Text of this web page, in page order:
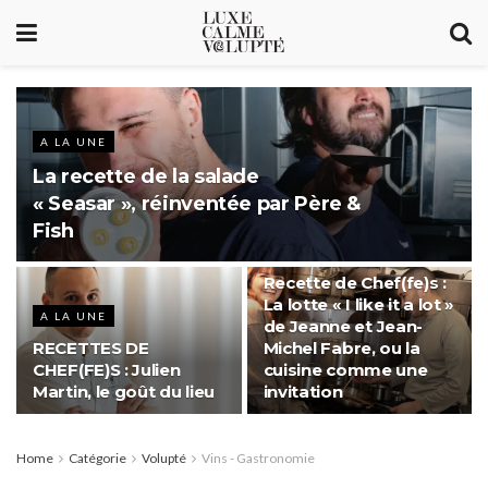
A LA UNE
La recette de la salade
« Seasar », réinventée par Père &
Fish
A LA UNE
RECETTES DE
CHEF(FE)S : Julien
Martin, le goût du lieu
A LA UNE
Recette de Chef(fe)s :
La lotte « I like it a lot »
de Jeanne et Jean-
Michel Fabre, ou la
cuisine comme une
invitation
Home Catégorie Volupté Vins - Gastronomie